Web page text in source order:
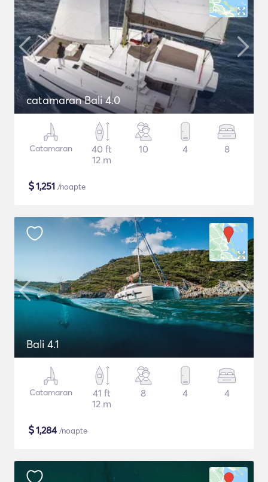
catamaran Bali 4.0
Catamaran
40 ft
12 m
10 4 8
$1,251 /noapte
Bali 4.1
Catamaran
41 ft
12 m
8 4 4
$1,284/noapte